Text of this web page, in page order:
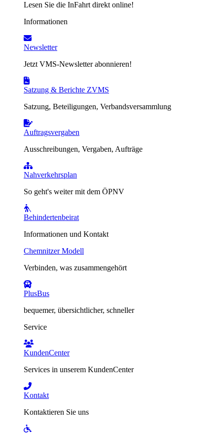
Lesen Sie die InFahrt direkt online!
Informationen
Newsletter
Jetzt VMS-Newsletter abonnieren!
Satzung & Berichte ZVMS
Satzung, Beteiligungen, Verbandsversammlung
Auftragsvergaben
Ausschreibungen, Vergaben, Aufträge
Nahverkehrsplan
So geht's weiter mit dem ÖPNV
Behindertenbeirat
Informationen und Kontakt
Chemnitzer Modell
Verbinden, was zusammengehört
PlusBus
bequemer, übersichtlicher, schneller
Service
KundenCenter
Services in unserem KundenCenter
Kontakt
Kontaktieren Sie uns